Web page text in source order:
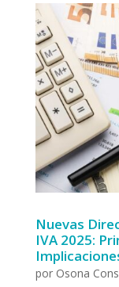
Nuevas
IVA 2025:
por Osona